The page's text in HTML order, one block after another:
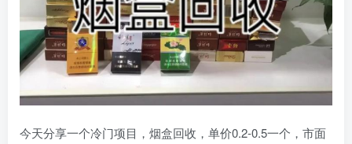
今天分享一个冷门项目，烟盒回收，单价0.2-0.5一个，市面